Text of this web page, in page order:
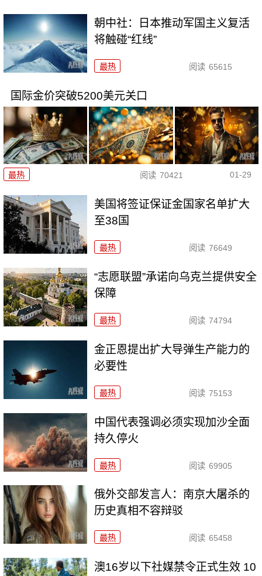
朝中社：日本推动军国主义复活
将触碰“红线”
最热 阅读 65615
国际金价突破5200美元关口
最热 阅读 70421 01-29
美国将签证保证金国家名单扩大
至38国
最热 阅读 76649
“志愿联盟”承诺向乌克兰提供安全
保障
最热 阅读 74794
金正恩提出扩大导弹生产能力的
必要性
最热 阅读 75153
中国代表强调必须实现加沙全面
持久停火
最热 阅读 69905
俄外交部发言人：南京大屠杀的
历史真相不容辩驳
最热 阅读 65458
澳16岁以下社媒禁令正式生效 10